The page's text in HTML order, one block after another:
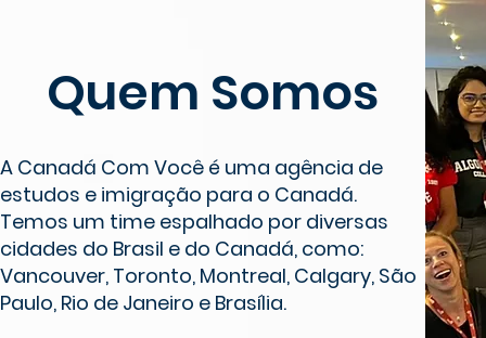
Quem Somos
A Canadá Com Você é uma agência de
estudos e imigração para o Canadá.
Temos um time espalhado por diversas
cidades do Brasil e do Canadá, como:
Vancouver, Toronto, Montreal, Calgary, São
Paulo, Rio de Janeiro e Brasília.